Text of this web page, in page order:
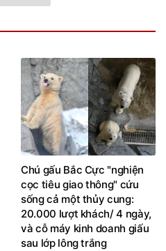
Chú gấu Bắc Cực "nghiện
cọc tiêu giao thông" cứu
sống cả một thủy cung:
20.000 lượt khách/ 4 ngày,
và cỗ máy kinh doanh giấu
sau lớp lông trắng